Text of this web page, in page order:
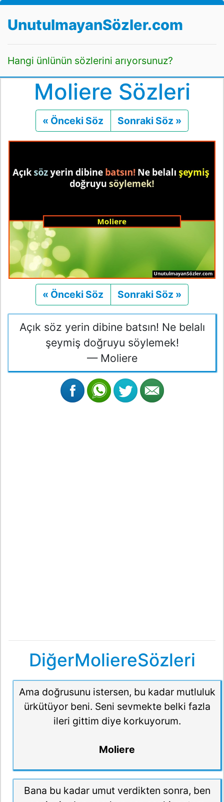
UnutulmayanSözler.com
Hangi ünlünün sözlerini arıyorsunuz?
Moliere Sözleri
« Önceki Söz Önceki
Sonraki Söz »
« Önceki Söz Önceki
Sonraki Söz »
Açık söz yerin dibine batsın! Ne belalı
şeymiş doğruyu söylemek!
— Moliere
DiğerMoliereSözleri
Ama doğrusunu istersen, bu kadar mutluluk
ürkütüyor beni. Seni sevmekte belki fazla
ileri gittim diye korkuyorum.
Moliere
Bana bu kadar umut verdikten sonra, ben